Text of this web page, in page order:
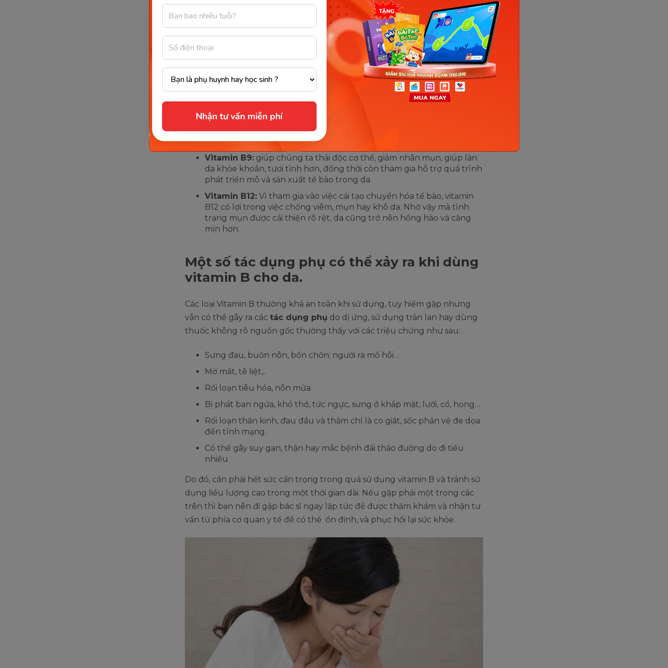
Nhận tư vấn miễn phí
Có tác dụng duy trì hàm lượng Collagen có trong da,
thúc đẩy quá trình phát triển các mô tế bào, làm giảm chất nhờn
ngăn ngừa mụn trứng cá, giúp da căng bóng và làm chậm quá trình
Vitamin B3:làm giảm nám, tàn nhang, giảm bã nhờn trên da, thu nhỏ
lỗ chân lông và làm cải thiện sắc tố da. Đặc biệt, vitamin B3 còn có vai
trò quan trọng trong việc tránh da lão hóa sớm hay có thể nói là làm
Vitamin B7:đóng vai trò quan trọng trong quá trình trao đổi chất,
cung cấp carbohydrate, chất béo và protein giúp duy trì sức khỏe
cho làn da, tóc hay móng tay của chúng ta.
Vitamin B9: giúp chúng ta thải độc cơ thể, giảm nhân mụn, giúp làn
da khỏe khoắn, tươi tỉnh hơn, đồng thời còn tham gia hỗ trợ quá trình
phát triển mô và sản xuất tế bào trong da.
Vitamin B12: Vì tham gia vào việc cải tạo chuyển hóa tế bào, vitamin
B12 có lợi trong việc chống viêm, mụn hay khô da. Nhờ vậy mà tình
trạng mụn được cải thiện rõ rệt, da cũng trở nên hồng hào và căng
mịn hơn.
Một số tác dụng phụ có thể xảy ra khi dùng
vitamin B cho da.
Các loại Vitamin B thường khá an toàn khi sử dụng, tuy hiếm gặp nhưng
vẫn có thể gây ra các tác dụng phụ do dị ứng, sử dụng tràn lan hay dùng
thuốc không rõ nguồn gốc thường thấy với các triệu chứng như sau:
Sưng đau, buồn nôn, bồn chồn; người ra mồ hôi…
Mờ mắt, tê liệt,..
Rối loạn tiêu hóa, nôn mửa
Bị phát ban ngứa, khó thở, tức ngực, sưng ở khắp mặt, lưỡi, cổ, họng…
Rối loạn thần kinh, đau đầu và thậm chí là co giật, sốc phản vệ đe dọa
đến tính mạng.
Có thể gây suy gan, thận hay mắc bệnh đái tháo đường do đi tiểu
nhiều
Do đó, cần phải hết sức cẩn trọng trong quá sử dụng vitamin B và tránh sử
dụng liều lượng cao trong một thời gian dài. Nếu gặp phải một trong các
trên thì bạn nên đi gặp bác sĩ ngay lập tức để được thăm khám và nhận tư
vấn từ phía cơ quan y tế để có thể ổn định, và phục hồi lại sức khỏe.